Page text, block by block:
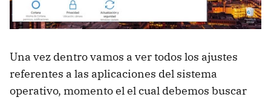
Una vez dentro vamos a ver todos los ajustes
referentes a las aplicaciones del sistema
operativo, momento el el cual debemos buscar